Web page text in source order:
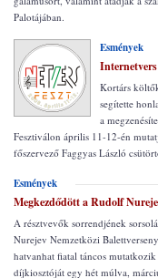
Palotájában.
Esmények
Kortárs
segítette
a
Fesztiválon április 11-12-én
főszervező Faggyas László
Esmények
Megkezdődött a Rudolf
A résztvevők sorrendjének
Nurejev Nemzetközi
hatvanhat fiatal táncos
díjkiosztóját egy hét múlva,